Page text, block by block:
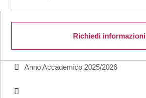
Richiedi informazioni
Anno Accademico 2025/2026